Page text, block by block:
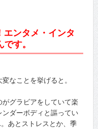
エンタメ・インタ
す。
なことを挙げると。
がグラビアをしていて楽
ダーボディと謳ってい
あとストレスとか、季